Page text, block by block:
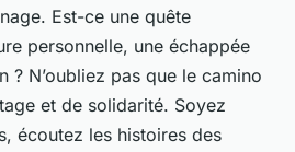
Est-ce une quête
personnelle, une échappée
? N’oubliez pas que le camino
et de solidarité. Soyez
écoutez les histoires des